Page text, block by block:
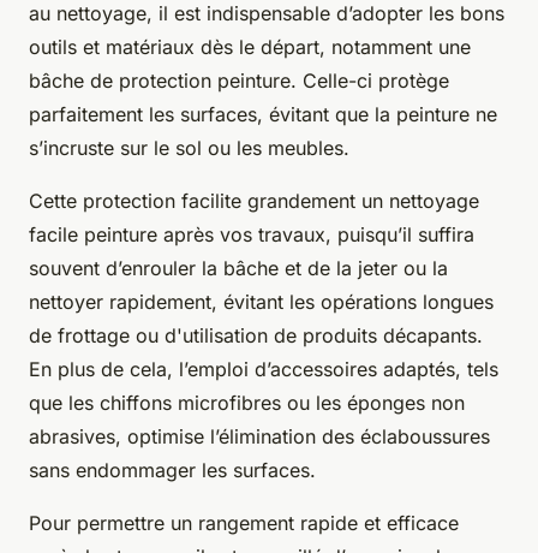
au nettoyage, il est indispensable d’adopter les bons
outils et matériaux dès le départ, notamment une
bâche de protection peinture. Celle-ci protège
parfaitement les surfaces, évitant que la peinture ne
s’incruste sur le sol ou les meubles.
Cette protection facilite grandement un nettoyage
facile peinture après vos travaux, puisqu’il suffira
souvent d’enrouler la bâche et de la jeter ou la
nettoyer rapidement, évitant les opérations longues
de frottage ou d'utilisation de produits décapants.
En plus de cela, l’emploi d’accessoires adaptés, tels
que les chiffons microfibres ou les éponges non
abrasives, optimise l’élimination des éclaboussures
sans endommager les surfaces.
Pour permettre un rangement rapide et efficace